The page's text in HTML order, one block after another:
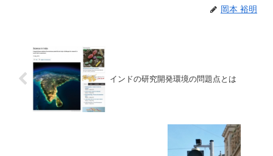
岡本 裕明
インドの研究開発環境の問題点とは